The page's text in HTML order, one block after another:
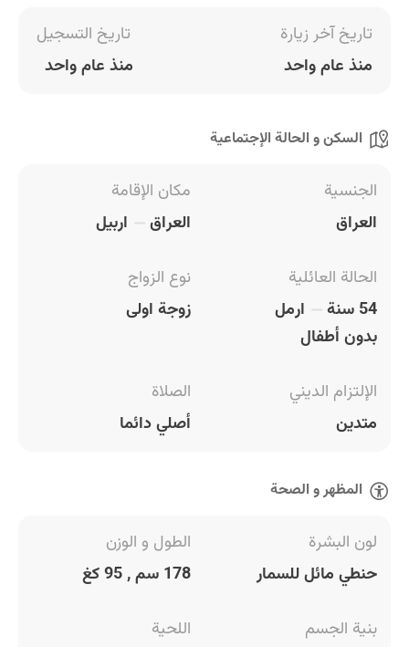
تاريخ آخر زيارة
منذ عام واحد
تاريخ التسجيل
منذ عام واحد
السكن و الحالة الإجتماعية
الجنسية
العراق
مكان الإقامة
العراق
اربيل
الحالة العائلية
54 سنة
ارمل
بدون أطفال
نوع الزواج
زوجة اولى
الإلتزام الديني
متدين
الصلاة
أصلي دائما
المظهر و الصحة
لون البشرة
حنطي مائل للسمار
الطول و الوزن
178 سم , 95 كغ
بنية الجسم
اللحية